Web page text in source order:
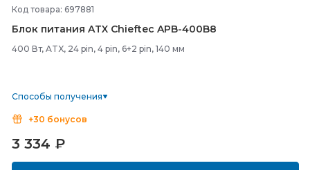
Код товара: 697881
Блок питания ATX Chieftec APB-400B8
400 Вт, ATX, 24 pin, 4 pin, 6+2 pin, 140 мм
Способы получения
+30 бонусов
3 334 ₽